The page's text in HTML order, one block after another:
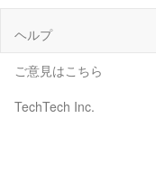
ヘルプ
ご意見はこちら
TechTech Inc.